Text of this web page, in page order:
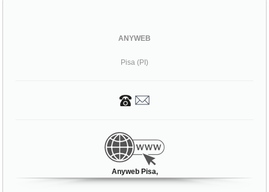
ANYWEB
Pisa (PI)
Anyweb Pisa,